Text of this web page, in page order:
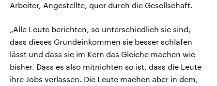
Arbeiter, Angestellte, quer durch die Gesellschaft.
„Alle Leute berichten, so unterschiedlich sie sind,
dass dieses Grundeinkommen sie besser schlafen
lässt und dass sie im Kern das Gleiche machen wie
bisher. Dass es also mitnichten so ist, dass die Leute
ihre Jobs verlassen. Die Leute machen aber in dem,